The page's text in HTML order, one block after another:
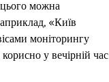
цього можна
«Київ
моніторингу
у вечірній час